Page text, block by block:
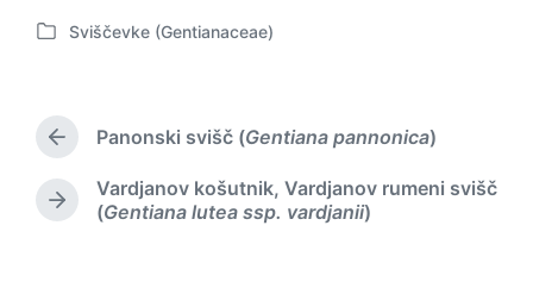
P
e
i
n
Sviščevke (Gentianaceae)
P
e
v
Panonski svišč (Gentiana pannonica)
N
Vardjanov košutnik, Vardjanov rumeni svišč
(Gentiana lutea ssp. vardjanii)